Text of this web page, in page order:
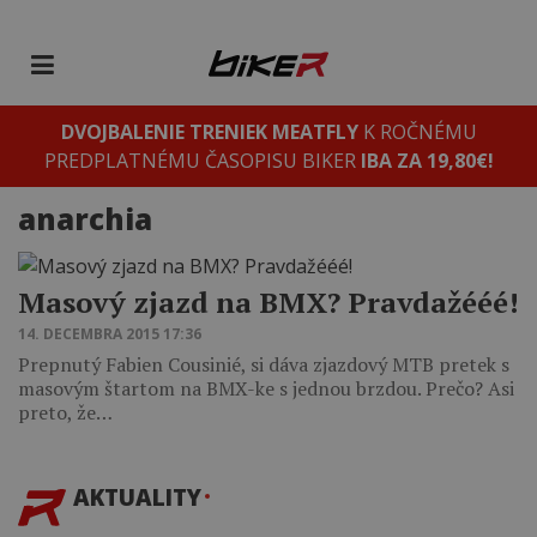
DVOJBALENIE TRENIEK MEATFLYK ROČNÉMU
PREDPLATNÉMU ČASOPISU BIKER IBA ZA 19,80€!
anarchia
Masový zjazd na BMX? Pravdažééé!
14. DECEMBRA 2015 17:36
Prepnutý Fabien Cousinié, si dáva zjazdový MTB pretek s
masovým štartom na BMX-ke s jednou brzdou. Prečo? Asi
preto, že…
AKTUALITY